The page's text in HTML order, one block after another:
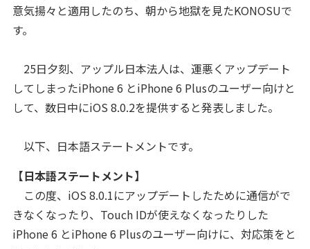
意気揚々と適用したのち、朝から地獄を見たKONOSUで
す。
25日夕刻、アップル日本法人は、運悪くアップデート
してしまったiPhone 6 とiPhone 6 Plusのユーザー向けと
して、数日中にiOS 8.0.2を提供すると発表しました。
以下、日本語ステートメントです。
【日本語ステートメント】
この度、iOS 8.0.1にアップデートしたために通信がで
きなくなったり、Touch IDが使えなくなったりした
iPhone 6 とiPhone 6 Plusのユーザー向けに、対応策をと